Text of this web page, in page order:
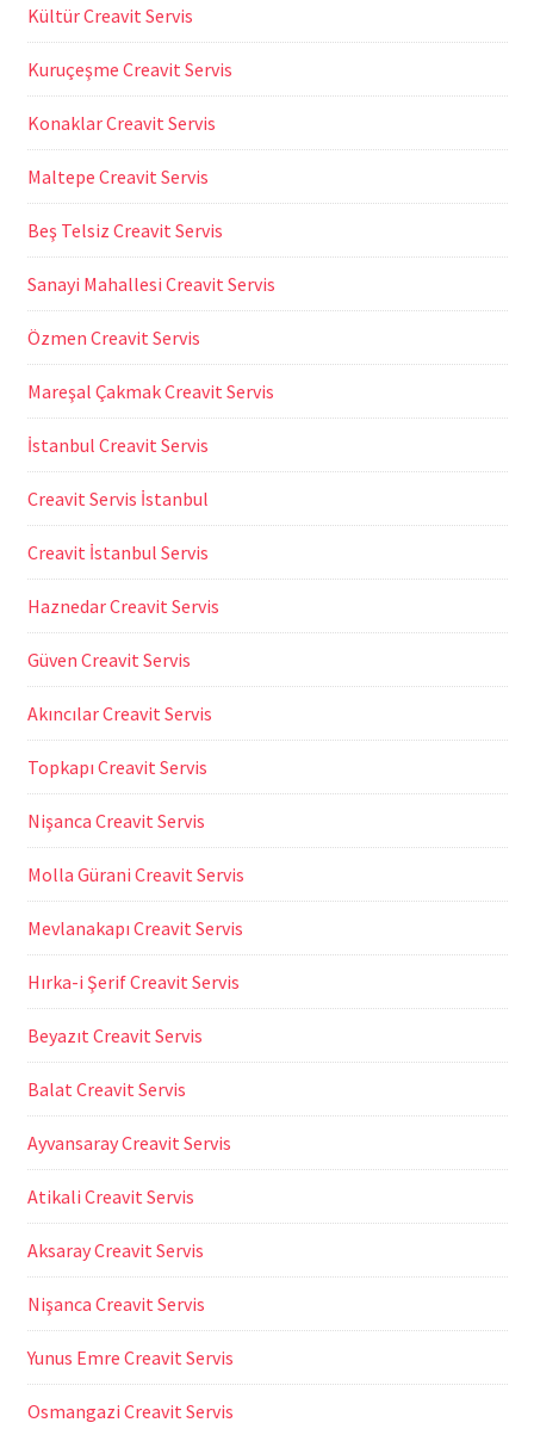
Kültür Creavit Servis
Kuruçeşme Creavit Servis
Konaklar Creavit Servis
Maltepe Creavit Servis
Beş Telsiz Creavit Servis
Sanayi Mahallesi Creavit Servis
Özmen Creavit Servis
Mareşal Çakmak Creavit Servis
İstanbul Creavit Servis
Creavit Servis İstanbul
Creavit İstanbul Servis
Haznedar Creavit Servis
Güven Creavit Servis
Akıncılar Creavit Servis
Topkapı Creavit Servis
Nişanca Creavit Servis
Molla Gürani Creavit Servis
Mevlanakapı Creavit Servis
Hırka-i Şerif Creavit Servis
Beyazıt Creavit Servis
Balat Creavit Servis
Ayvansaray Creavit Servis
Atikali Creavit Servis
Aksaray Creavit Servis
Nişanca Creavit Servis
Yunus Emre Creavit Servis
Osmangazi Creavit Servis